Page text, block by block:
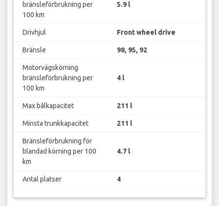
bränsleförbrukning per
100 km
5.9 l
Drivhjul Front wheel drive
Bränsle 98, 95, 92
Motorvägskörning
bränsleförbrukning per
100 km
4 l
Max bålkapacitet 211 l
Minsta trunkkapacitet 211 l
Bränsleförbrukning för
blandad körning per 100
km
4.7 l
Antal platser 4